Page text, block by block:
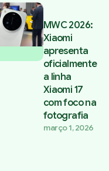
MWC 2026:
Xiaomi
apresenta
oficialmente
a linha
Xiaomi 17
com foco na
fotografia
março 1, 2026